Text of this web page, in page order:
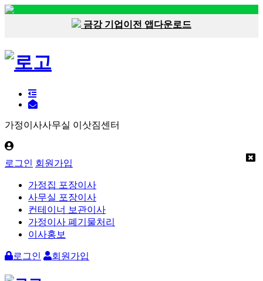
금강 기업이전 앱다운로드
가정이사사무실 이삿짐센터
로그인 회원가입
가정집 포장이사
사무실 포장이사
컨테이너 보관이사
가정이사 폐기물처리
이사홍보
로그인 회원가입